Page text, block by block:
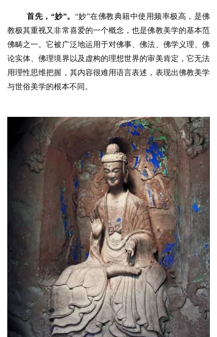
专
题
公
巡
礼
纪
注册
首先， “妙”。 “妙”在佛教典籍中使用频率极高，是佛
教极其重视又非常喜爱的一个概念，也是佛教美学的基本范
佛畴之一。它被广泛地运用于对佛事、佛法、佛学义理、佛
论实体、佛理境界以及虚构的理想世界的审美肯定，它无法
用理性思维把握，其内容很难用语言表述，表现出佛教美学
与世俗美学的根本不同。